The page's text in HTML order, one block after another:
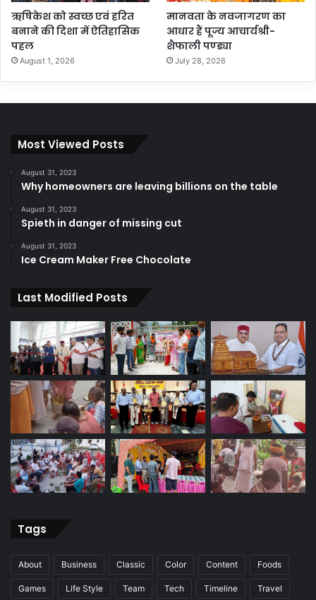
ऋषिकेश को स्वच्छ एवं हरित
बनाने की दिशा में ऐतिहासिक
पहल
August 1, 2026
मानवता के नवजागरण का
आधार हैं पूज्य आचार्यश्री-
शैफाली पण्ड्या
July 28, 2026
Most Viewed Posts
August 31, 2023
Why homeowners are leaving billions on the table
August 31, 2023
Spieth in danger of missing cut
August 31, 2023
Ice Cream Maker Free Chocolate
Last Modified Posts
Tags
About Business Classic Color Content Foods
Games Life Style Team Tech Timeline Travel